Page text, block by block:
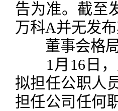
告为准。截至
万科A并无发
董事会格局
1月16日，
拟担任公职人
担任公司任何